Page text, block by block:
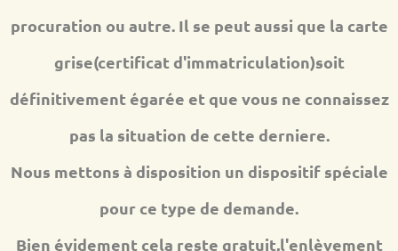
procuration ou autre. Il se peut aussi que la carte
grise(certificat d'immatriculation)soit
définitivement égarée et que vous ne connaissez
pas la situation de cette derniere.
Nous mettons à disposition un dispositif spéciale
pour ce type de demande.
Bien évidement cela reste gratuit,l'enlèvement